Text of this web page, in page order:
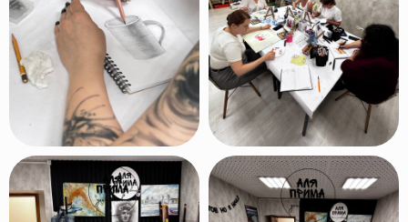
Давно
откладываешь
свою мечту
научиться
рисовать?Сейчас
самое время!
Оставляй заявку и
начинай рисовать!
Оставить заявку